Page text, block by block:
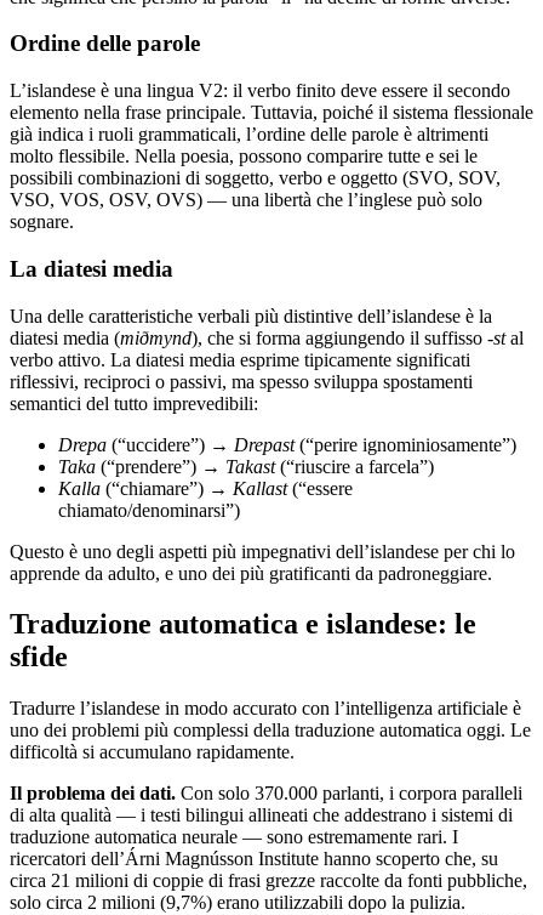
Ordine delle parole
L’islandese è una lingua V2: il verbo finito deve essere il secondo
elemento nella frase principale. Tuttavia, poiché il sistema flessionale
già indica i ruoli grammaticali, l’ordine delle parole è altrimenti
molto flessibile. Nella poesia, possono comparire tutte e sei le
possibili combinazioni di soggetto, verbo e oggetto (SVO, SOV,
VSO, VOS, OSV, OVS) — una libertà che l’inglese può solo
sognare.
La diatesi media
Una delle caratteristiche verbali più distintive dell’islandese è la
diatesi media (miðmynd), che si forma aggiungendo il suffisso -stal
verbo attivo. La diatesi media esprime tipicamente significati
riflessivi, reciproci o passivi, ma spesso sviluppa spostamenti
semantici del tutto imprevedibili:
Drepa (“uccidere”) → Drepast(“perire ignominiosamente”)
Taka (“prendere”) → Takast(“riuscire a farcela”)
Kalla (“chiamare”) → Kallast(“essere
chiamato/denominarsi”)
Questo è uno degli aspetti più impegnativi dell’islandese per chi lo
apprende da adulto, e uno dei più gratificanti da padroneggiare.
Traduzione automatica e islandese: le
sfide
Tradurre l’islandese in modo accurato con l’intelligenza artificiale è
uno dei problemi più complessi della traduzione automatica oggi. Le
difficoltà si accumulano rapidamente.
Il problema dei dati. Con solo 370.000 parlanti, i corpora paralleli
di alta qualità — i testi bilingui allineati che addestrano i sistemi di
traduzione automatica neurale — sono estremamente rari. I
ricercatori dell’Árni Magnússon Institute hanno scoperto che, su
circa 21 milioni di coppie di frasi grezze raccolte da fonti pubbliche,
solo circa 2 milioni (9,7%) erano utilizzabili dopo la pulizia.